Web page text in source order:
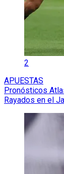
2
APUESTAS
Pronósticos
Rayados en el